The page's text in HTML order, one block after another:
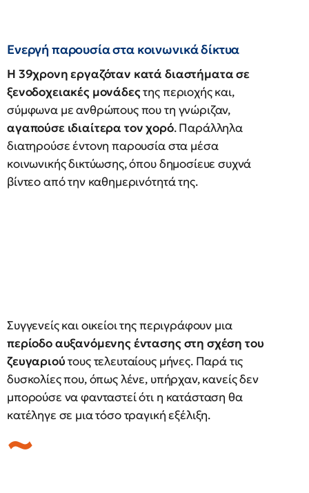
Ενεργή παρουσία στα κοινωνικά δίκτυα
Η 39χρονη εργαζόταν κατά διαστήματα σε
ξενοδοχειακές μονάδεςτης περιοχής και,
σύμφωνα με ανθρώπους που τη γνώριζαν,
αγαπούσε ιδιαίτερα τον χορό. Παράλληλα
διατηρούσε έντονη παρουσία στα μέσα
κοινωνικής δικτύωσης, όπου δημοσίευε συχνά
βίντεο από την καθημερινότητά της.
Συγγενείς και οικείοι της περιγράφουν μια
περίοδο αυξανόμενης έντασης στη σχέση του
ζευγαριούτους τελευταίους μήνες. Παρά τις
δυσκολίες που, όπως λένε, υπήρχαν, κανείς δεν
μπορούσε να φανταστεί ότι η κατάσταση θα
κατέληγε σε μια τόσο τραγική εξέλιξη.